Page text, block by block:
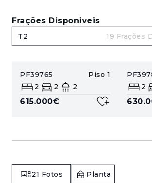
Frações Disponiveis
T2 19 Frações
PF39765 Piso 1
2
2 2
615.000€
2
21 Fotos Planta